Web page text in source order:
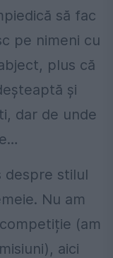
să fac
pe nimeni cu
plus că
și
dar de unde
despre stilul
Nu am
(am
aici